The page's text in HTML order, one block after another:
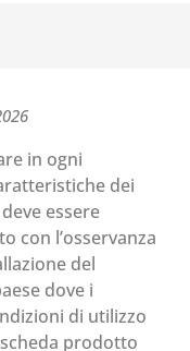
in ogni
dei
essere
con l’osservanza
del
dove i
di utilizzo
prodotto